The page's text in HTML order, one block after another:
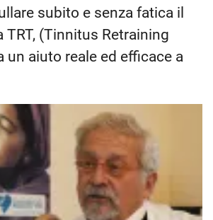
subito e senza fatica il
TRT, (Tinnitus Retraining
un aiuto reale ed efficace a